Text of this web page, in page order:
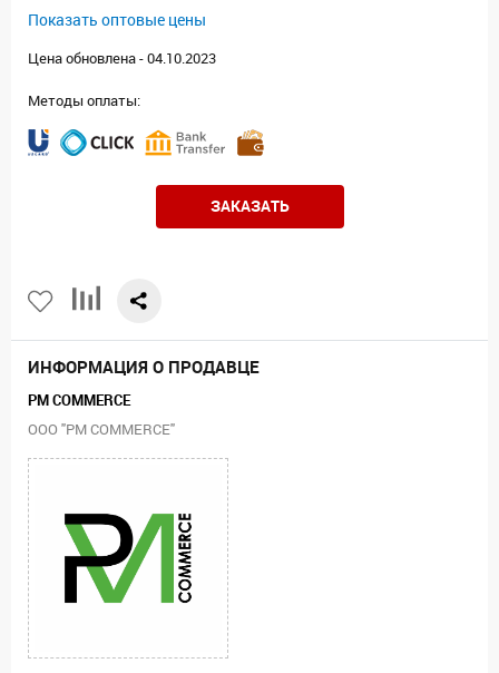
Показать оптовые цены
Цена обновлена - 04.10.2023
Методы оплаты:
ЗАКАЗАТЬ
ИНФОРМАЦИЯ О ПРОДАВЦЕ
PM COMMERCE
ООО "PM COMMERCE"